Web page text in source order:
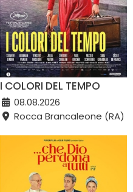
I COLORI DEL TEMPO
08.08.2026
Rocca Brancaleone (RA)